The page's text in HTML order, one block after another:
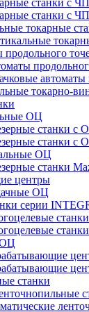
станки с
токарные
продольного
токарно-
ОЦ
станки с
станки с
ОЦ
станки
центры
ОЦ
серии
ОЦ
станки